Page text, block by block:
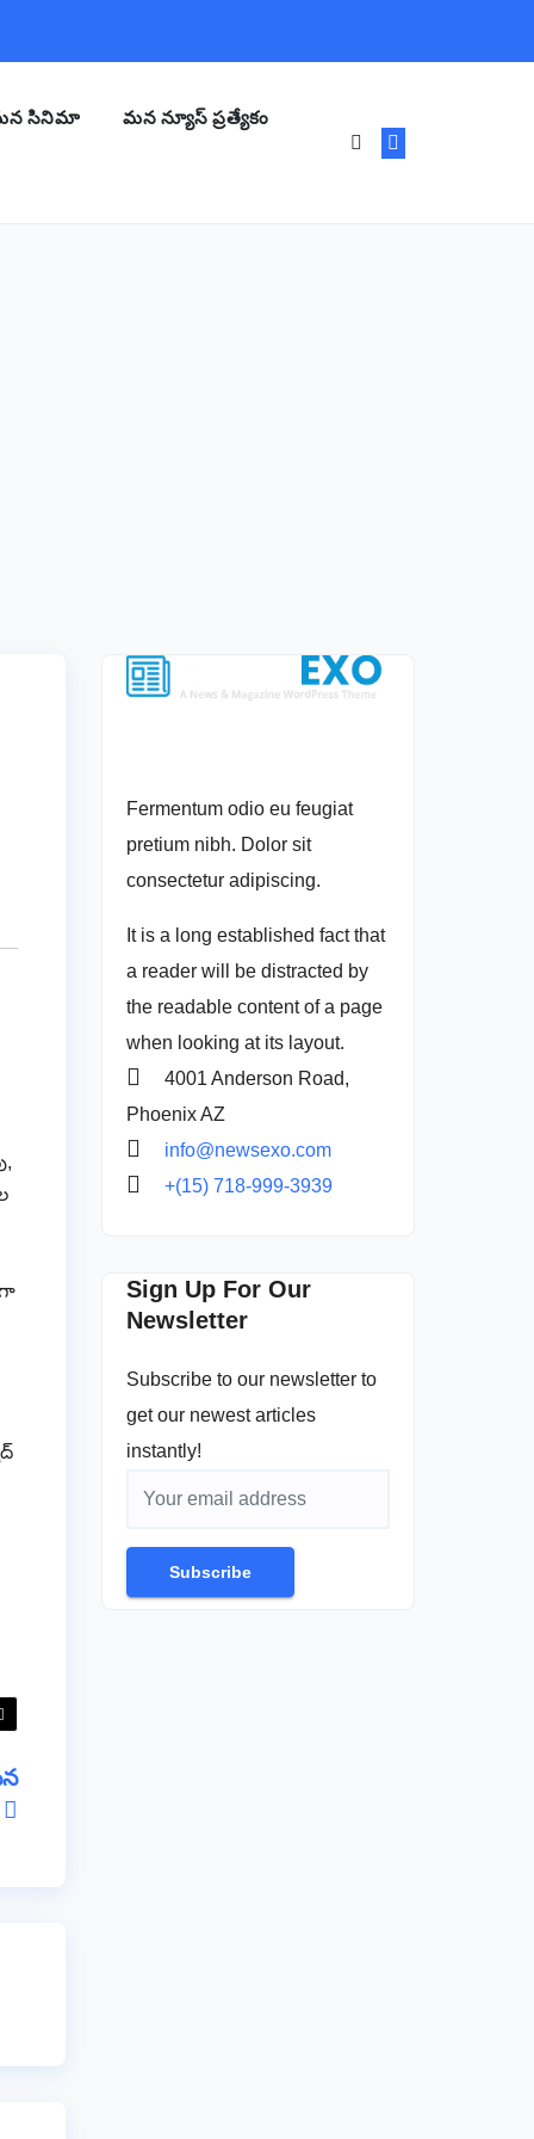
సినిమా మన న్యూస్ ప్రత్యేకం
Fermentum odio eu feugiat
pretium nibh. Dolor sit
consectetur adipiscing.
It is a long established fact that
a reader will be distracted by
the readable content of a page
when looking at its layout.
4001 Anderson Road,
Phoenix AZ
info@newsexo.com
+(15) 718-999-3939
Sign Up For Our
Newsletter
Subscribe to our newsletter to
get our newest articles
instantly!
Subscribe